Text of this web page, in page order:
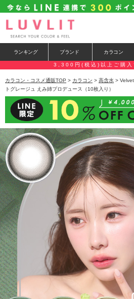
ランキング ブランド カラコン
3,300円(税込)以上ご購入
カラコン・コスメ通販TOP > カラコン > 高含水 >
トグレージュ えみ姉プロデュース（10枚入り）